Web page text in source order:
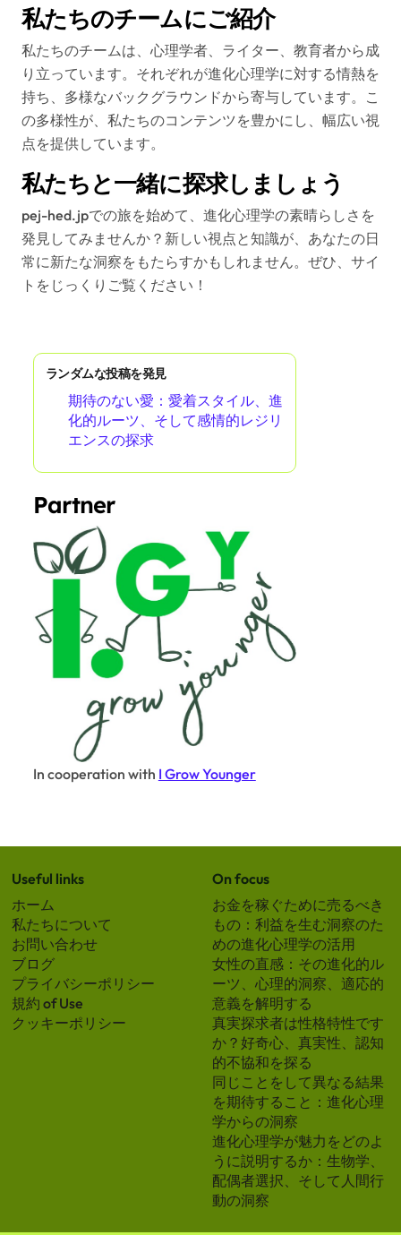
私たちのチームにご紹介
私たちのチームは、心理学者、ライター、教育者から成
り立っています。それぞれが進化心理学に対する情熱を
持ち、多様なバックグラウンドから寄与しています。こ
の多様性が、私たちのコンテンツを豊かにし、幅広い視
点を提供しています。
私たちと一緒に探求しましょう
pej-hed.jpでの旅を始めて、進化心理学の素晴らしさを
発見してみませんか？新しい視点と知識が、あなたの日
常に新たな洞察をもたらすかもしれません。ぜひ、サイ
トをじっくりご覧ください！
ランダムな投稿を発見
期待のない愛：愛着スタイル、進
化的ルーツ、そして感情的レジリ
エンスの探求
Partner
In cooperation with I Grow Younger
Useful links
ホーム
私たちについて
お問い合わせ
ブログ
プライバシーポリシー
規約 of Use
クッキーポリシー
On focus
お金を稼ぐために売るべき
もの：利益を生む洞察のた
めの進化心理学の活用
女性の直感：その進化的ル
ーツ、心理的洞察、適応的
意義を解明する
真実探求者は性格特性です
か？好奇心、真実性、認知
的不協和を探る
同じことをして異なる結果
を期待すること：進化心理
学からの洞察
進化心理学が魅力をどのよ
うに説明するか：生物学、
配偶者選択、そして人間行
動の洞察